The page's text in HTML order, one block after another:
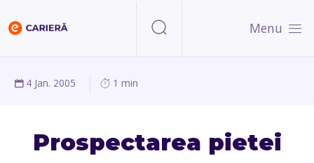
Menu
4 Jan. 2005 1 min
Prospectarea pietei